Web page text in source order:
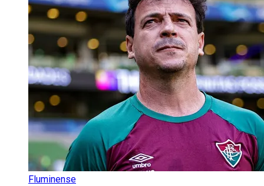
Fluminense